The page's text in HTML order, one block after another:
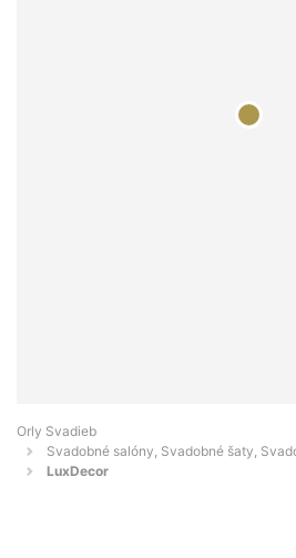
Orly Svadieb
Svadobné salóny, Svadobné šaty,
LuxDecor